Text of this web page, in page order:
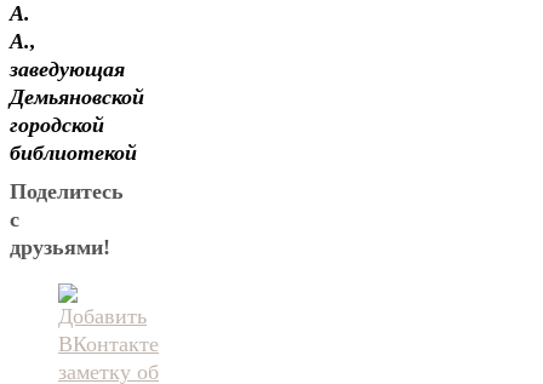
А.
А.,
заведующая
Демьяновской
городской
библиотекой
Поделитесь
с
друзьями!